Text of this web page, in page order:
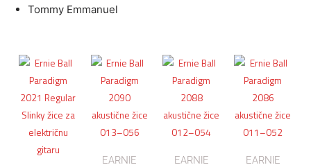
Tommy Emmanuel
EARNIE
EARNIE
EARNIE